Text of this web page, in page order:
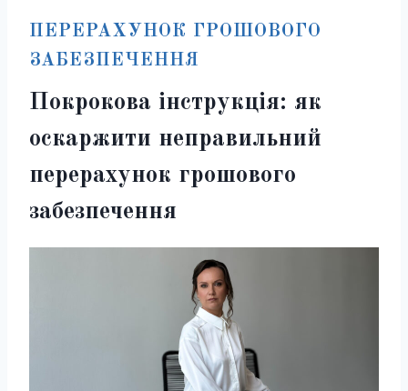
ПЕРЕРАХУНОК ГРОШОВОГО
ЗАБЕЗПЕЧЕННЯ
Покрокова інструкція: як
оскаржити неправильний
перерахунок грошового
забезпечення